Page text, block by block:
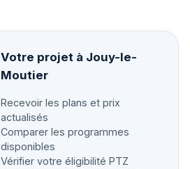
Votre projet à Jouy-le-
Moutier
Recevoir les plans et prix
actualisés
Comparer les programmes
disponibles
Vérifier votre éligibilité PTZ